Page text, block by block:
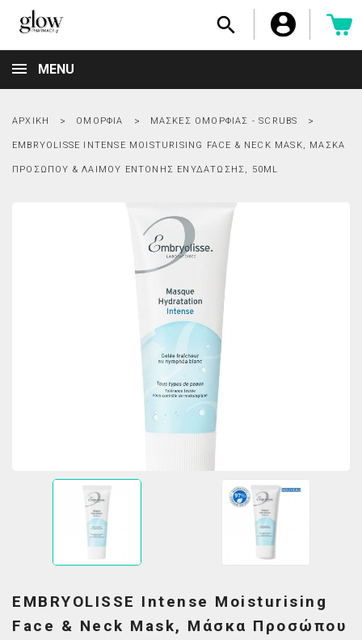

MENU
ΑΡΧΙΚΉ ΟΜΟΡΦΙΆ ΜΆΣΚΕΣ ΟΜΟΡΦΙΆΣ - SCRUBS
EMBRYOLISSE INTENSE MOISTURISING FACE & NECK MASK, ΜΆΣΚΑ
ΠΡΟΣΏΠΟΥ & ΛΑΙΜΟΎ ΈΝΤΟΝΗΣ ΕΝΥΔΆΤΩΣΗΣ, 50ML
EMBRYOLISSE Intense Moisturising
Face & Neck Mask, Μάσκα Προσώπου